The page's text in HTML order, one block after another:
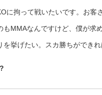
に拘って戦いたいです。お
もMMAなんですけど、僕が求
挙げたい。スカ勝ちができれ